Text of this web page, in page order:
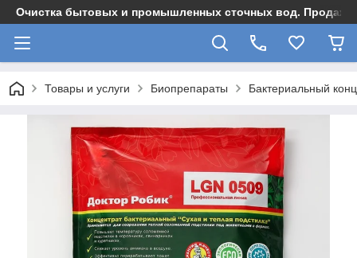
Очистка бытовых и промышленных сточных вод.
Товары и услуги Биопрепараты Бактериальный